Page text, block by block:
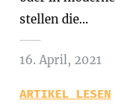
stellen die…
16. April, 2021
ARTIKEL LESEN